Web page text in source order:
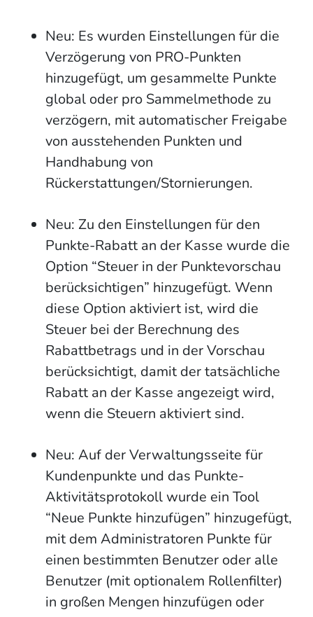
Neu: Es wurden Einstellungen für die
Verzögerung von PRO-Punkten
hinzugefügt, um gesammelte Punkte
global oder pro Sammelmethode zu
verzögern, mit automatischer Freigabe
von ausstehenden Punkten und
Handhabung von
Rückerstattungen/Stornierungen.
Neu: Zu den Einstellungen für den
Punkte-Rabatt an der Kasse wurde die
Option “Steuer in der Punktevorschau
berücksichtigen” hinzugefügt. Wenn
diese Option aktiviert ist, wird die
Steuer bei der Berechnung des
Rabattbetrags und in der Vorschau
berücksichtigt, damit der tatsächliche
Rabatt an der Kasse angezeigt wird,
wenn die Steuern aktiviert sind.
Neu: Auf der Verwaltungsseite für
Kundenpunkte und das Punkte-
Aktivitätsprotokoll wurde ein Tool
“Neue Punkte hinzufügen” hinzugefügt,
mit dem Administratoren Punkte für
einen bestimmten Benutzer oder alle
Benutzer (mit optionalem Rollenfilter)
in großen Mengen hinzufügen oder